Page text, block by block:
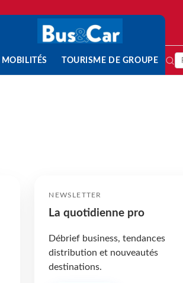
MOBILITÉS TOURISME DE GROUPE
NEWSLETTER
La quotidienne pro
Débrief business, tendances
distribution et nouveautés
destinations.